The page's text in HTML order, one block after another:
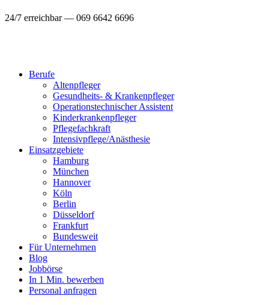
24/7 erreichbar — 069 6642 6696
Berufe
Altenpfleger
Gesundheits- & Krankenpfleger
Operationstechnischer Assistent
Kinderkrankenpfleger
Pflegefachkraft
Intensivpflege/Anästhesie
Einsatzgebiete
Hamburg
München
Hannover
Köln
Berlin
Düsseldorf
Frankfurt
Bundesweit
Für Unternehmen
Blog
Jobbörse
In 1 Min. bewerben
Personal anfragen